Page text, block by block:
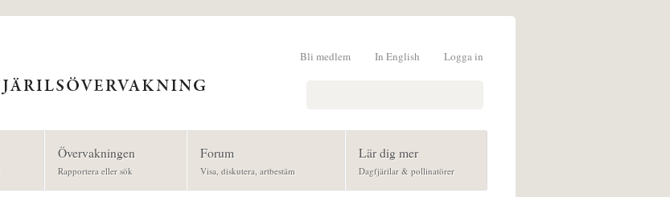
Logga in
In English
Bli medlem
Övervakningen
Rapportera eller sök
Forum
Visa, diskutera, artbestäm
Lär dig mer
Dagfjärilar & pollinatörer